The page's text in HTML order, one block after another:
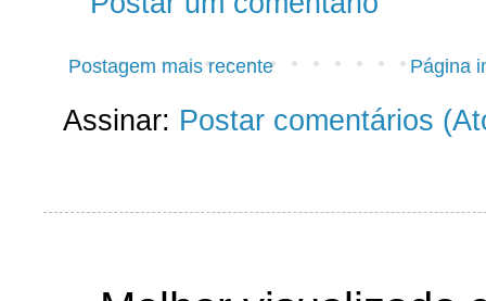
Postagem mais recente Página
Assinar: Postar comentários